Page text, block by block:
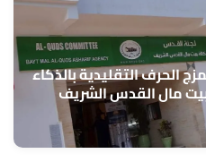
التقليدية بالذكاء
مال القدس الشريف